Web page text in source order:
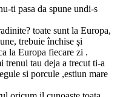
ti pasa da spune undi-s
toate sunt la Europa,
trebuie închise şi
la Europa fiecare zi .
trenul tau deja a trecut ti-a
si porcule ,estiun mare